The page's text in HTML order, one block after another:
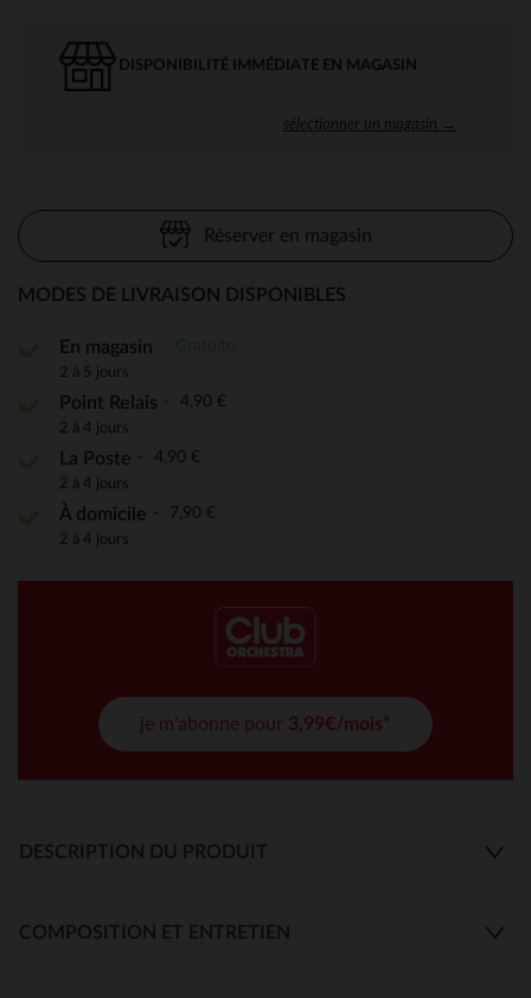
DISPONIBILITÉ IMMÉDIATE EN MAGASIN
sélectionner un magasin →
Réserver en magasin
MODES DE LIVRAISON DISPONIBLES
En magasin
2 à 5 jours
Point Relais 4,90 €
2 à 4 jours
La Poste 4,90 €
2 à 4 jours
À domicile 7,90 €
2 à 4 jours
je m'abonne pour 3,99€/mois*
DESCRIPTION DU PRODUIT
COMPOSITION ET ENTRETIEN